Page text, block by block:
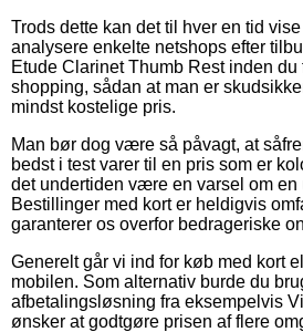
Trods dette kan det til hver en tid
analysere enkelte netshops efter
Etude Clarinet Thumb Rest inden
shopping, sådan at man er
mindst kostelige pris.
Man bør dog være så påvagt, at
bedst i test varer til en pris som er
det undertiden være en varsel om
Bestillinger med kort er heldigvis
garanterer os overfor bedrageriske
Generelt går vi ind for køb med kort
mobilen. Som alternativ burde du
afbetalingsløsning fra eksempelvis
ønsker at godtgøre prisen af flere